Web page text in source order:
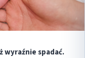
wyraźnie spadać.